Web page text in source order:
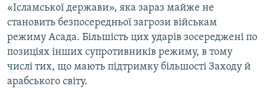
«Ісламської держави», яка зараз майже не
становить безпосередньої загрози військам
режиму Асада. Більшість цих ударів зосереджені по
позиціях інших супротивників режиму, в тому
числі тих, що мають підтримку більшості Заходу й
арабського світу.